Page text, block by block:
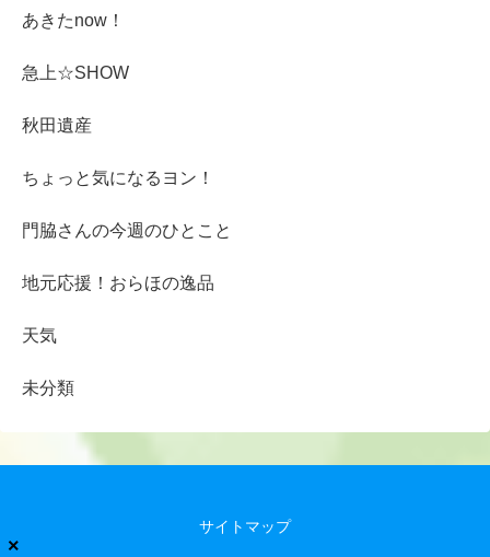
×
あきたnow！
急上☆SHOW
秋田遺産
ちょっと気になるヨン！
門脇さんの今週のひとこと
地元応援！おらほの逸品
天気
未分類
サイトマップ